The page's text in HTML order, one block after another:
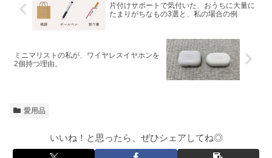
片付けサポートで気付いた、おうちに大量に
たまりがちなもの3選と、私の場合の例
ミニマリストの私が、ワイヤレスイヤホンを
2個持つ理由。
愛用品
いいね！と思ったら、ぜひシェアしてね◎